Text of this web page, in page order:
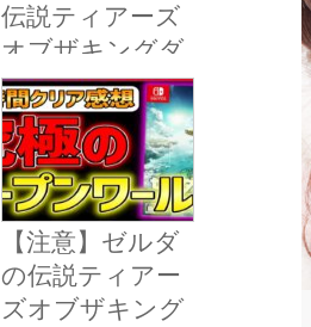
伝説ティアーズ
オブザキングダ
ム】
【注意】ゼルダ
の伝説ティアー
ズオブザキング